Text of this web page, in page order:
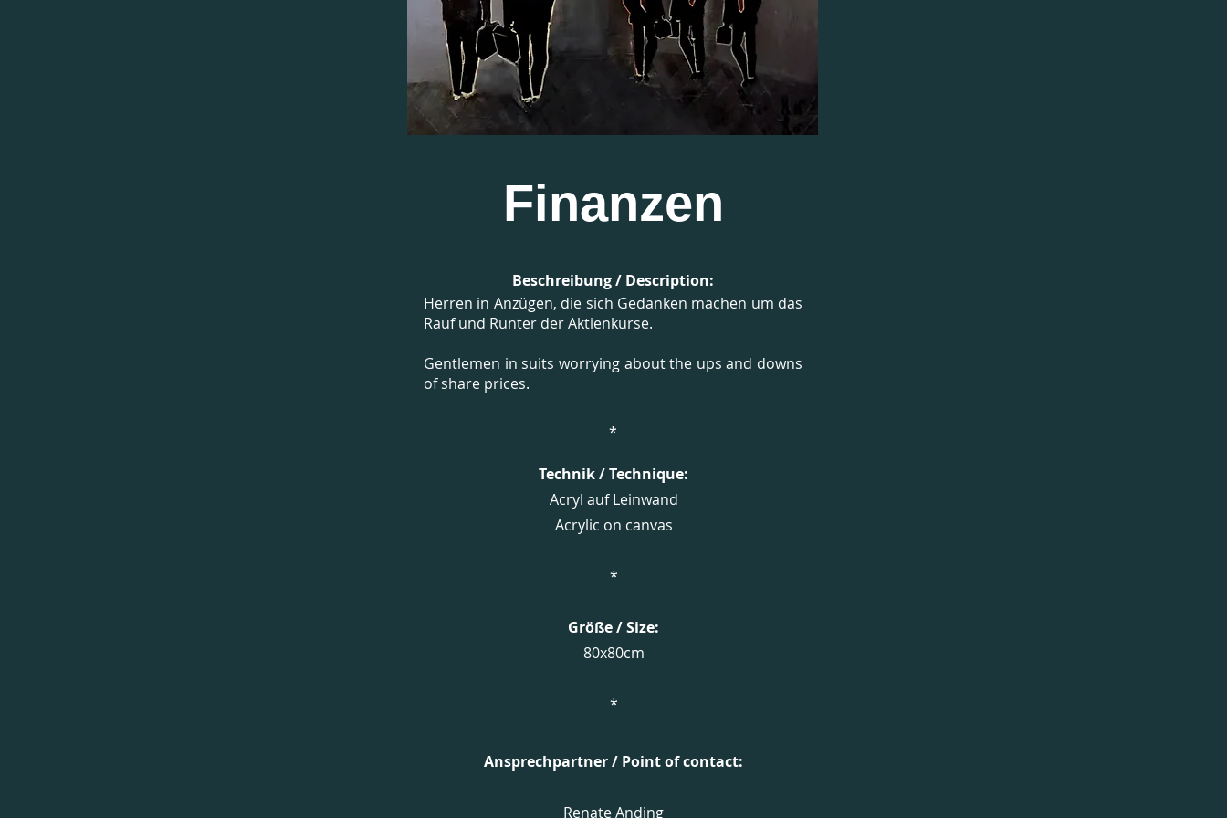
Beschreibung / Description:
Herren in Anzügen, die sich Gedanken machen um das
Rauf und Runter der Aktienkurse.
Gentlemen in suits worrying about the ups and downs
of share prices.
*
Technik / Technique:
Acryl auf Leinwand
Acrylic on canvas
*
Größe / Size:
80x80cm
*
Ansprechpartner / Point of contact:​
Renate Anding
Finanzen